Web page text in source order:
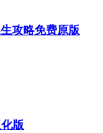
攻略免费原版
版